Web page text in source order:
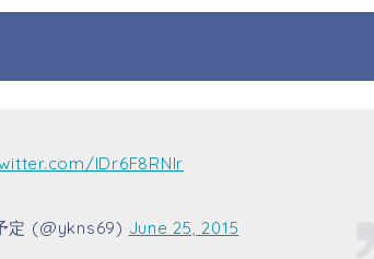
lDr6F8RNIr
定 (@ykns69) June 25, 2015